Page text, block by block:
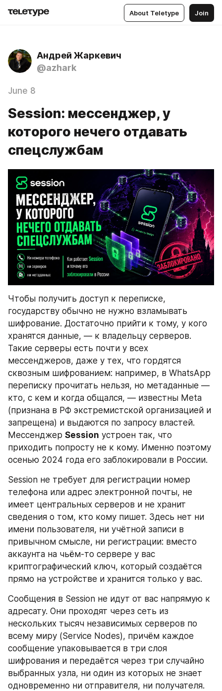
About Teletype Join
Андрей Жаркевич
@azhark
June 8
Session: мессенджер, у
которого нечего отдавать
спецслужбам
Чтобы получить доступ к переписке,
государству обычно не нужно взламывать
шифрование. Достаточно прийти к тому, у кого
хранятся данные, — к владельцу серверов.
Такие серверы есть почти у всех
мессенджеров, даже у тех, что гордятся
сквозным шифрованием: например, в WhatsApp
переписку прочитать нельзя, но метаданные —
кто, с кем и когда общался, — известны Meta
(признана в РФ экстремистской организацией и
запрещена) и выдаются по запросу властей.
Мессенджер Session устроен так, что
приходить попросту не к кому. Именно поэтому
осенью 2024 года его заблокировали в России.
Session не требует для регистрации номер
телефона или адрес электронной почты, не
имеет центральных серверов и не хранит
сведения о том, кто кому пишет. Здесь нет ни
имени пользователя, ни учётной записи в
привычном смысле, ни регистрации: вместо
аккаунта на чьём-то сервере у вас
криптографический ключ, который создаётся
прямо на устройстве и хранится только у вас.
Сообщения в Session не идут от вас напрямую к
адресату. Они проходят через сеть из
нескольких тысяч независимых серверов по
всему миру (Service Nodes), причём каждое
сообщение упаковывается в три слоя
шифрования и передаётся через три случайно
выбранных узла, ни один из которых не знает
одновременно ни отправителя, ни получателя.